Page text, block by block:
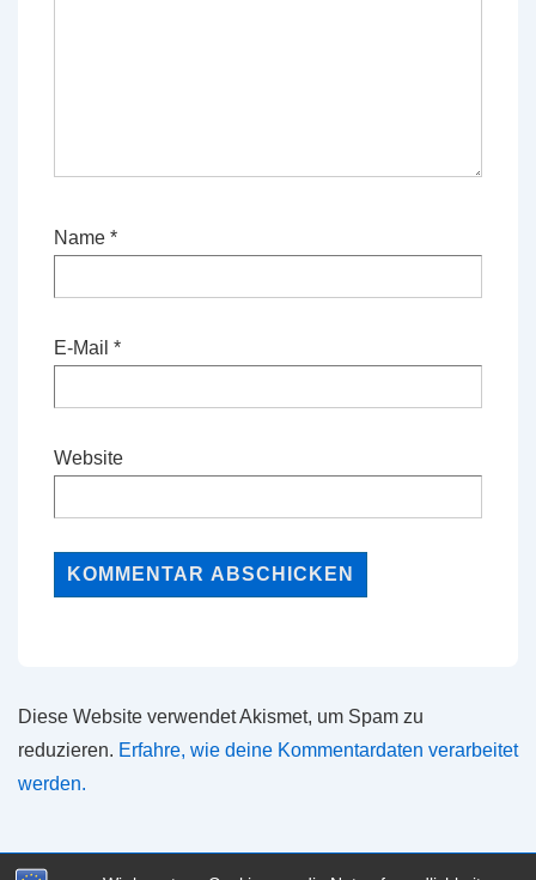
Name *
E-Mail *
Website
Diese Website verwendet Akismet, um Spam zu
reduzieren. Erfahre, wie deine Kommentardaten verarbeitet
werden.